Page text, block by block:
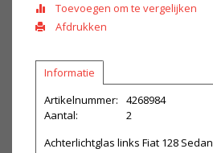
Toevoegen om te vergelijken
Afdrukken
Informatie
Artikelnummer:
4268984
Aantal:
2
Achterlichtglas links Fiat 128 Sedan